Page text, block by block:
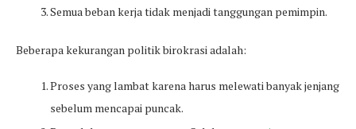
Semua beban kerja tidak menjadi tanggungan pemimpin.
Beberapa kekurangan politik birokrasi adalah:
Proses yang lambat karena harus melewati banyak jenjang
sebelum mencapai puncak.